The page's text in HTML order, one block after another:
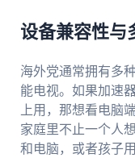
设备兼容性与
海外党通常拥有多
能电视。如果加速
上用，那想看电脑
家庭里不止一个人
和电脑，或者孩子